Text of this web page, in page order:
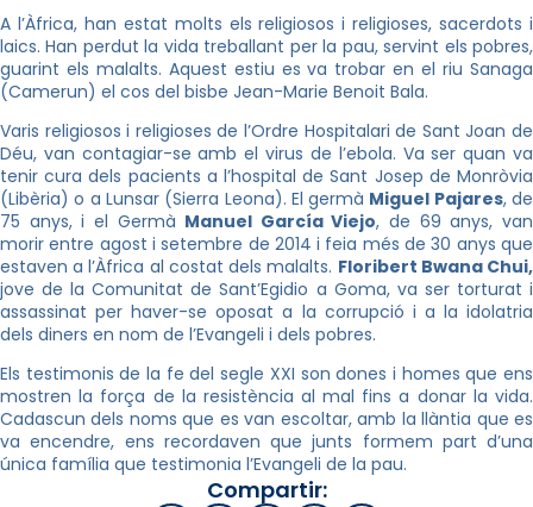
A l’Àfrica, han estat molts els religiosos i religioses, sacerdots i
laics. Han perdut la vida treballant per la pau, servint els pobres,
guarint els malalts. Aquest estiu es va trobar en el riu Sanaga
(Camerun) el cos del bisbe Jean-Marie Benoit Bala.
Varis religiosos i religioses de l’Ordre Hospitalari de Sant Joan de
Déu, van contagiar-se amb el virus de l’ebola. Va ser quan va
tenir cura dels pacients a l’hospital de Sant Josep de Monròvia
(Libèria) o a Lunsar (Sierra Leona). El germà Miguel Pajares, de
75 anys, i el Germà Manuel García Viejo, de 69 anys, van
morir entre agost i setembre de 2014 i feia més de 30 anys que
estaven a l’Àfrica al costat dels malalts. Floribert Bwana Chui,
jove de la Comunitat de Sant’Egidio a Goma, va ser torturat i
assassinat per haver-se oposat a la corrupció i a la idolatria
dels diners en nom de l’Evangeli i dels pobres.
Els testimonis de la fe del segle XXI son dones i homes que ens
mostren la força de la resistència al mal fins a donar la vida.
Cadascun dels noms que es van escoltar, amb la llàntia que es
va encendre, ens recordaven que junts formem part d’una
única família que testimonia l’Evangeli de la pau.
Compartir: